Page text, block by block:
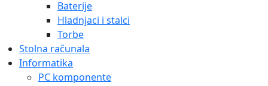
Baterije
Hladnjaci i stalci
Torbe
Stolna računala
Informatika
PC komponente